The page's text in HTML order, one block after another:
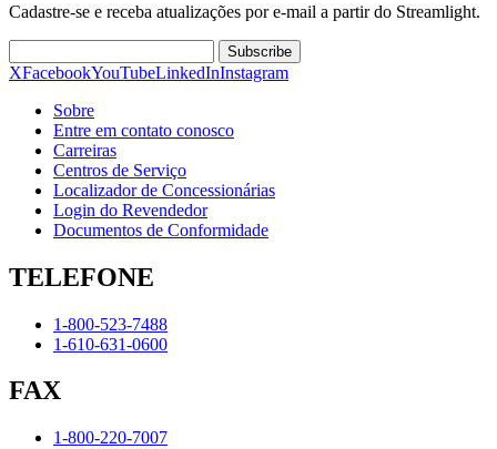
Cadastre-se e receba atualizações por e-mail a partir do Streamlight.
Subscribe
XFacebookYouTubeLinkedInInstagram
Sobre
Entre em contato conosco
Carreiras
Centros de Serviço
Localizador de Concessionárias
Login do Revendedor
Documentos de Conformidade
TELEFONE
1-800-523-7488
1-610-631-0600
FAX
1-800-220-7007